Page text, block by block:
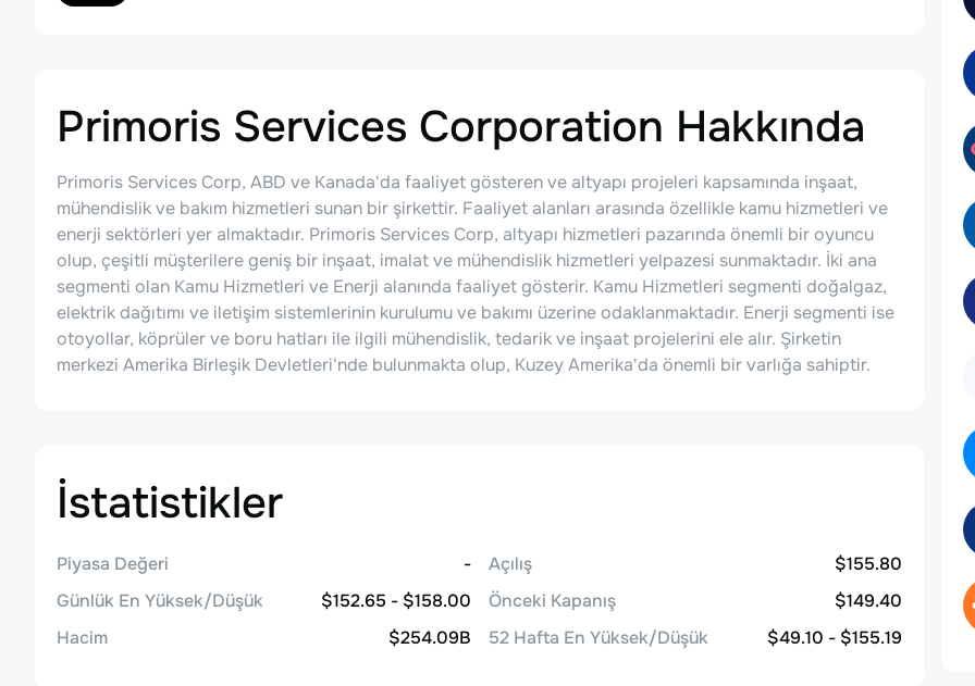
Primoris Services Corporation Hakkında
Primoris Services Corp, ABD ve Kanada'da faaliyet gösteren ve altyapı projeleri kapsamında inşaat,
mühendislik ve bakım hizmetleri sunan bir şirkettir. Faaliyet alanları arasında özellikle kamu hizmetleri ve
enerji sektörleri yer almaktadır. Primoris Services Corp, altyapı hizmetleri pazarında önemli bir oyuncu
olup, çeşitli müşterilere geniş bir inşaat, imalat ve mühendislik hizmetleri yelpazesi sunmaktadır. İki ana
segmenti olan Kamu Hizmetleri ve Enerji alanında faaliyet gösterir. Kamu Hizmetleri segmenti doğalgaz,
elektrik dağıtımı ve iletişim sistemlerinin kurulumu ve bakımı üzerine odaklanmaktadır. Enerji segmenti ise
otoyollar, köprüler ve boru hatları ile ilgili mühendislik, tedarik ve inşaat projelerini ele alır. Şirketin
merkezi Amerika Birleşik Devletleri'nde bulunmakta olup, Kuzey Amerika'da önemli bir varlığa sahiptir.
İstatistikler
Piyasa Değeri
-
Günlük En Yüksek/Düşük
$152.65 - $158.00
Hacim
$254.09B
Açılış
$155.80
Önceki Kapanış
$149.40
52 Hafta En Yüksek/Düşük
$49.10 - $155.19